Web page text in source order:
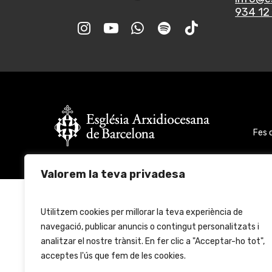
Valorem la teva privadesa
Utilitzem cookies per millorar la teva experiència de
navegació, publicar anuncis o contingut personalitzats i
analitzar el nostre trànsit. En fer clic a "Acceptar-ho tot",
acceptes l'ús que fem de les cookies.
934 12
Fes